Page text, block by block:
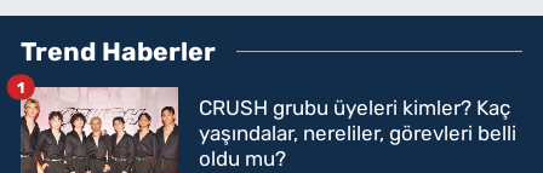
Trend Haberler
CRUSH grubu üyeleri kimler? Kaç
yaşındalar, nereliler, görevleri belli
oldu mu?
1